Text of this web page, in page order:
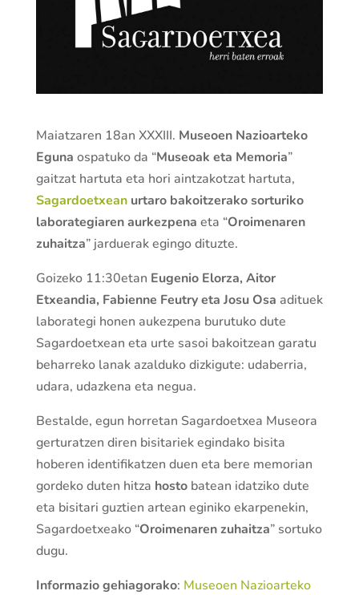
Maiatzaren 18an XXXIII. Museoen Nazioarteko
Eguna ospatuko da “Museoak eta Memoria”
gaitzat hartuta eta hori aintzakotzat hartuta,
Sagardoetxeanurtaro bakoitzerako sorturiko
laborategiaren aurkezpena eta “Oroimenaren
zuhaitza” jarduerak egingo dituzte.
Goizeko 11:30etan Eugenio Elorza, Aitor
Etxeandia, Fabienne Feutry eta Josu Osa adituek
laborategi honen aukezpena burutuko dute
Sagardoetxean eta urte sasoi bakoitzean garatu
beharreko lanak azalduko dizkigute: udaberria,
udara, udazkena eta negua.
Bestalde, egun horretan Sagardoetxea Museora
gerturatzen diren bisitariek egindako bisita
hoberen identifikatzen duen eta bere memorian
gordeko duten hitza hostobatean idatziko dute
eta bisitari guztien artean eginiko ekarpenekin,
Sagardoetxeako “Oroimenaren zuhaitza” sortuko
dugu.
Informazio gehiagorako: Museoen Nazioarteko